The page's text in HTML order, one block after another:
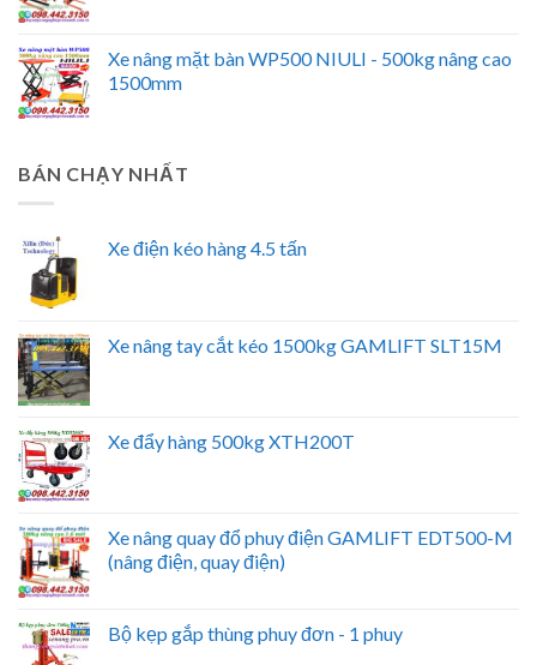
Xe nâng mặt bàn WP500 NIULI - 500kg nâng cao
1500mm
BÁN CHẠY NHẤT
Xe điện kéo hàng 4.5 tấn
Xe nâng tay cắt kéo 1500kg GAMLIFT SLT15M
Xe đẩy hàng 500kg XTH200T
Xe nâng quay đổ phuy điện GAMLIFT EDT500-M
(nâng điện, quay điện)
Bộ kẹp gắp thùng phuy đơn - 1 phuy